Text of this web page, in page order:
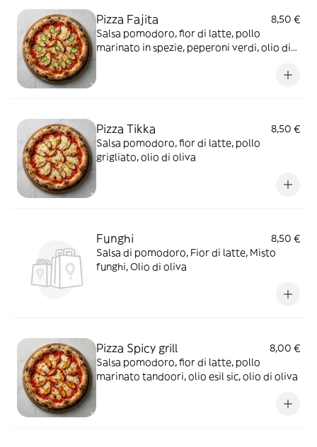
Pizza Fajita
8,50 €
Salsa pomodoro, fior di latte, pollo
marinato in spezie, peperoni verdi, olio di
Pizza Tikka
8,50 €
Salsa pomodoro, fior di latte, pollo
grigliato, olio di oliva
Funghi
8,50 €
Salsa di pomodoro, Fior di latte, Misto
funghi, Olio di oliva
Pizza Spicy grill
8,00 €
Salsa pomodoro, fior di latte, pollo
marinato tandoori, olio esil sic, olio di oliva